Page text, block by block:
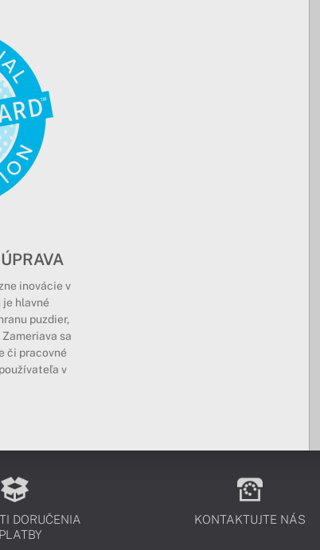
inovácie v
hlavné
puzdier,
sa
či pracovné
v
DORUČENIA
KONTAKTUJTE NÁS